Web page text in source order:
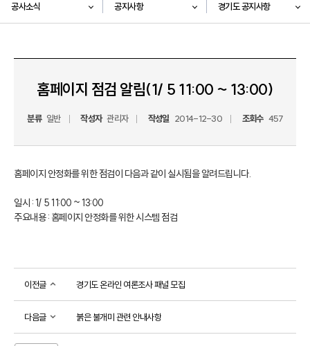
공사소식 공지사항 경기도 공지사항
홈페이지 점검 알림(1/ 5 11:00 ~ 13:00)
분류 일반 작성자 관리자 작성일 2014-12-30 조회수 457
홈페이지 안정화를 위한 점검이 다음과 같이 실시됨을 알려드립니다.
일시 : 1/ 5 11:00 ~ 13:00
주요내용 : 홈페이지 안정화를 위한 시스템 점검
이전글 경기도 온라인 여론조사 패널 모집
다음글 붉은 불개미 관련 안내사항